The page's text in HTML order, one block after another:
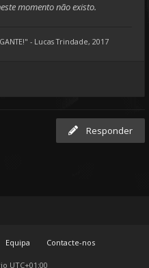
momento não existo.
- Lucas Trindade, 2017
Responder
Equipa Contacte-nos
UTC+01:00